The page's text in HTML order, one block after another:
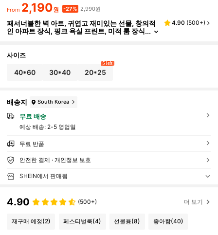
From 2,190원 -27% 2,990원
패셔너블한 벽 아트, 귀엽고 재미있는 선물, 창의적
인 아파트 장식, 핑크 욕실 프린트, 미적 룸 장식
4.90 (500+)
사이즈
40*60 30*40 20*25
5 left
배송지 South Korea
무료 배송
예상 배송: 2-5 영업일
무료 반품
안전한 결제 · 개인정보 보호
SHEIN에서 판매됨
4.90 (500+) 더 보기
재구매 예정(2) 페스티벌룩(4) 선물용(8) 좋아함(40)